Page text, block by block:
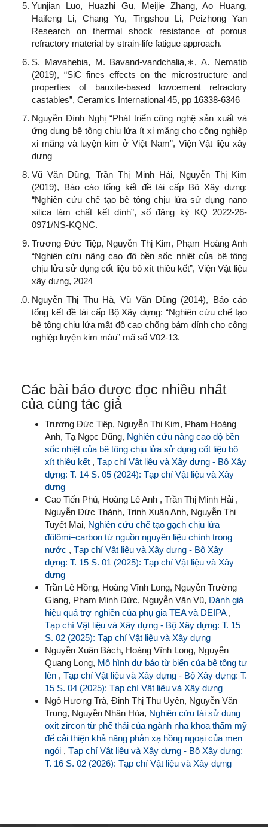
Yunjian Luo, Huazhi Gu, Meijie Zhang, Ao Huang,
Haifeng Li, Chang Yu, Tingshou Li, Peizhong Yan
Research on thermal shock resistance of porous
refractory material by strain-life fatigue approach.
S. Mavahebia, M. Bavand-vandchalia,∗, A. Nematib
(2019), “SiC fines effects on the microstructure and
properties of bauxite-based lowcement refractory
castables”, Ceramics International 45, pp 16338-6346
Nguyễn Đình Nghị “Phát triển công nghệ sản xuất và
ứng dụng bê tông chịu lửa ít xi măng cho công nghiệp
xi măng và luyện kim ở Việt Nam”, Viện Vật liệu xây
dựng
Vũ Văn Dũng, Trần Thị Minh Hải, Nguyễn Thị Kim
(2019), Báo cáo tổng kết đề tài cấp Bộ Xây dựng:
“Nghiên cứu chế tạo bê tông chịu lửa sử dụng nano
silica làm chất kết dính”, số đăng ký KQ 2022-26-
0971/NS-KQNC.
Trương Đức Tiệp, Nguyễn Thị Kim, Phạm Hoàng Anh
“Nghiên cứu nâng cao độ bền sốc nhiệt của bê tông
chịu lửa sử dụng cốt liệu bô xít thiêu kết”, Viện Vật liệu
xây dựng, 2024
Nguyễn Thị Thu Hà, Vũ Văn Dũng (2014), Báo cáo
tổng kết đề tài cấp Bộ Xây dựng: “Nghiên cứu chế tạo
bê tông chịu lửa mật độ cao chống bám dính cho công
nghiệp luyện kim màu” mã số V02-13.
Các bài báo được đọc nhiều nhất
của cùng tác giả
Trương Đức Tiệp, Nguyễn Thị Kim, Phạm Hoàng
Anh, Tạ Ngọc Dũng, Nghiên cứu nâng cao độ bền
sốc nhiệt của bê tông chịu lửa sử dụng cốt liệu bô
xít thiêu kết , Tạp chí Vật liệu và Xây dựng - Bộ Xây
dựng: T. 14 S. 05 (2024): Tạp chí Vật liệu và Xây
dựng
Cao Tiến Phú, Hoàng Lê Anh , Trần Thị Minh Hải ,
Nguyễn Đức Thành, Trịnh Xuân Anh, Nguyễn Thị
Tuyết Mai, Nghiên cứu chế tạo gạch chịu lửa
đôlômi–carbon từ nguồn nguyên liệu chính trong
nước , Tạp chí Vật liệu và Xây dựng - Bộ Xây
dựng: T. 15 S. 01 (2025): Tạp chí Vật liệu và Xây
dựng
Trần Lê Hồng, Hoàng Vĩnh Long, Nguyễn Trường
Giang, Phạm Minh Đức, Nguyễn Văn Vũ, Đánh giá
hiệu quả trợ nghiền của phụ gia TEA và DEIPA ,
Tạp chí Vật liệu và Xây dựng - Bộ Xây dựng: T. 15
S. 02 (2025): Tạp chí Vật liệu và Xây dựng
Nguyễn Xuân Bách, Hoàng Vĩnh Long, Nguyễn
Quang Long, Mô hình dự báo từ biến của bê tông tự
lèn , Tạp chí Vật liệu và Xây dựng - Bộ Xây dựng: T.
15 S. 04 (2025): Tạp chí Vật liệu và Xây dựng
Ngô Hương Trà, Đinh Thị Thu Uyên, Nguyễn Văn
Trung, Nguyễn Nhân Hòa, Nghiên cứu tái sử dụng
oxit zircon từ phế thải của ngành nha khoa thẩm mỹ
để cải thiện khả năng phản xạ hồng ngoại của men
ngói , Tạp chí Vật liệu và Xây dựng - Bộ Xây dựng:
T. 16 S. 02 (2026): Tạp chí Vật liệu và Xây dựng